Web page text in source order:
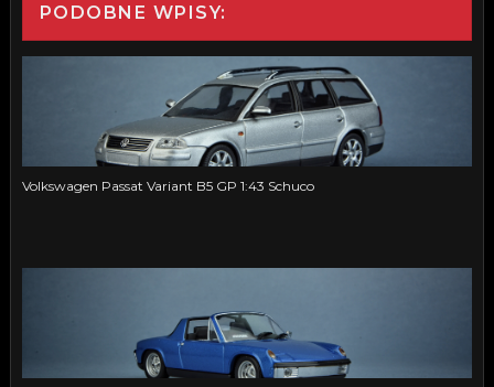
PODOBNE WPISY:
Volkswagen Passat Variant B5 GP 1:43 Schuco